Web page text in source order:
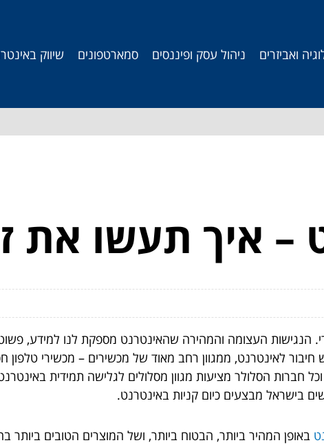
ואביזרים ניהול עסק ופיננסים סמארטפונים שיווק
– איך תעשו את
העצומה והמהירה שהאינטרנט מספקת לנו למידע, פשוט
חיבור לאינטרנט, ממגוון רחב מאוד של מכשירים – מכשירי טלפון
חברות הסלולר מציעות מגוון מסלולים לגלישה תמידית
בישראל מבצעים כיום קניות באינטרנט.
באופן המהיר ביותר, הבטוח ביותר, ושל המוצרים הטובים ביותר